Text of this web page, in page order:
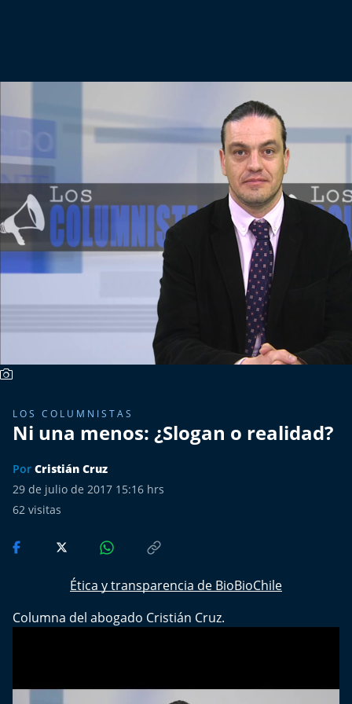
Comentarios de Tomás Mosciatti
Más de Ti Podcast
Realizadores
Retropop
De Plato en Plato
Tu Mereces Ser Feliz
Cultura y Espectáculos
Del Fin del Mundo
Deportes
Conexión Digital
LOS COLUMNISTAS
Ni una menos: ¿Slogan o realidad?
Por Cristián Cruz
29 de julio de 2017 15:16 hrs
62 visitas
Ética y transparencia de BioBioChile
Columna del abogado Cristián Cruz.